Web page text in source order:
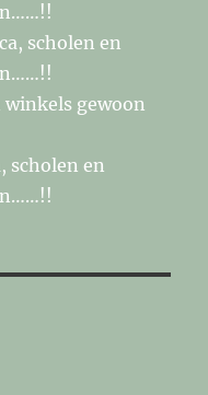
scholen en
winkels gewoon
scholen en